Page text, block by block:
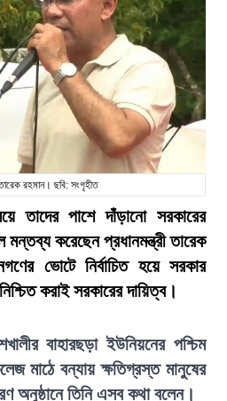
তারেক রহমান। ছবি: সংগৃহীত
তাদের পাশে দাঁড়ানো সরকারের
করেছেন প্রধানমন্ত্রী তারেক
ভোটে নির্বাচিত হয়ে সরকার
করাই সরকারের দায়িত্ব।
বাহারছড়া ইউনিয়নের পশ্চিম
মাঠে বন্যায় ক্ষতিগ্রস্ত মানুষের
অনুষ্ঠানে তিনি এসব কথা বলেন।